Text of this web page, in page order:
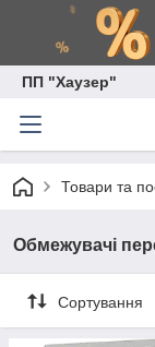
ПП "Хаузер"
Товари та
Обмежувачі
Сортування